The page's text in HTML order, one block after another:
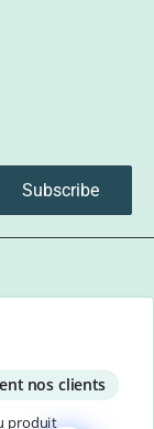
Subscribe
nos clients
produit